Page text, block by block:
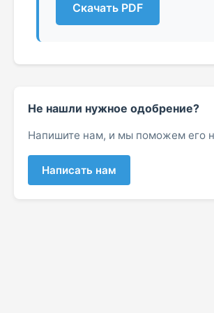
Скачать PDF
Не нашли нужное одобрение?
Напишите нам, и мы поможем его
Написать нам